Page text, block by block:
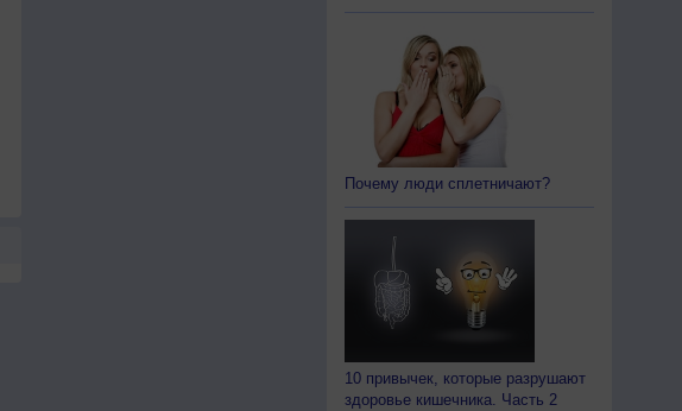
Почему люди сплетничают?
10 привычек, которые разрушают
здоровье кишечника. Часть 2